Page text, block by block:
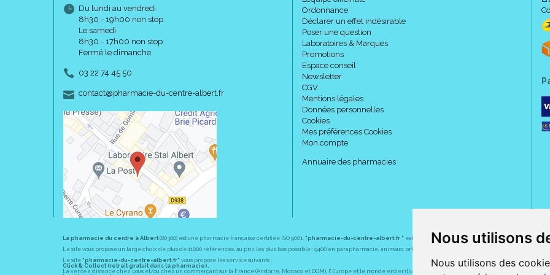
Nous utilisons
Nous utilisons des
Du lundi au vendredi
8h30 - 19h00 non stop
Le samedi
8h30 - 17h00 non stop
Fermé le dimanche
03 22 74 45 50
contact-
@-
pharmacie-du-centre-albert.fr
Ordonnance
Déclarer un effet indésirable
Poser une question
Laboratoires & Marques
Promotions
Espace conseil
Newsletter
CGV
Mentions légales
Données personnelles
Cookies
Mes préférences Cookies
Mon compte
Annuaire des pharmacies
La pharmacie du centre à Albert(80300) est une pharmacie française certifiée ISO 9001. "pharmacie-du-centre-albert.fr " est le site internet de la pharmacie du centre
, 32
Le site vous propose un large choix de plus de 11000 références, au prix les plus bas possible : 9400 en parapharmacie, animaux, orthopédie, matériel médical. 1700 en médicaments
Le site "pharmacie-du-centre-albert.fr" vous propose les service suivants :
Click & Collect (retrait gratuit dans la pharmacie).
La vente à distance chez vous et/ou chez un commerçant sur la France (Andorre, Monaco et DOM), l' Europe et le monde entier (livraison assuré par Colissimo et ses partenaires à l'